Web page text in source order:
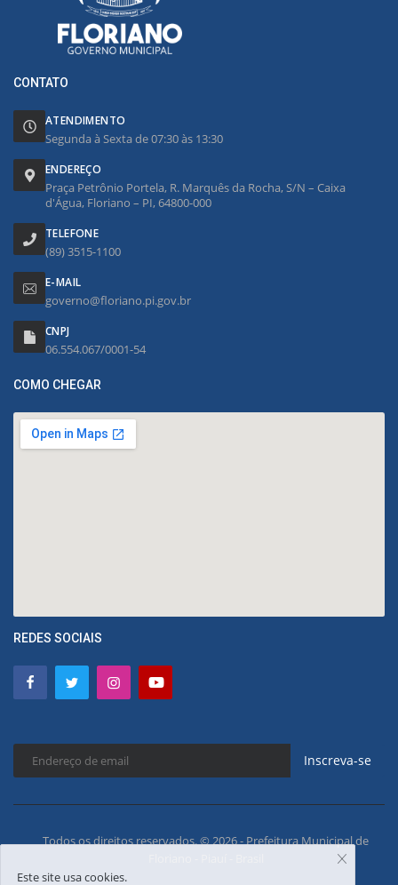
CONTATO
ATENDIMENTO
Segunda à Sexta de 07:30 às 13:30
ENDEREÇO
Praça Petrônio Portela, R. Marquês da Rocha, S/N – Caixa
d'Água, Floriano – PI, 64800-000
TELEFONE
(89) 3515-1100
E-MAIL
governo@floriano.pi.gov.br
CNPJ
06.554.067/0001-54
COMO CHEGAR
REDES SOCIAIS
Inscreva-se
Todos os direitos reservados. © 2026 - Prefeitura Municipal de
Este site usa cookies.